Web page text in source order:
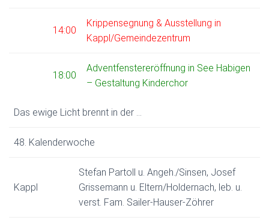
14:00
Krippensegnung & Ausstellung in
Kappl/Gemeindezentrum
18:00
Adventfenstereröffnung in See Habigen
– Gestaltung Kinderchor
Das ewige Licht brennt in der …
48. Kalenderwoche
Kappl
Stefan Partoll u. Angeh./Sinsen, Josef
Grissemann u. Eltern/Holdernach, leb. u.
verst. Fam. Sailer-Hauser-Zöhrer